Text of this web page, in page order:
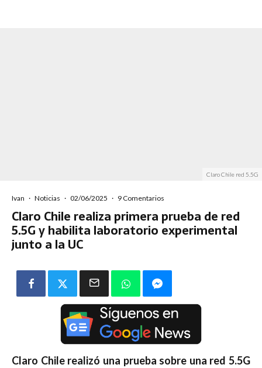
Claro Chile red 5.5G
Ivan · Noticias · 02/06/2025 · 9 Comentarios
Claro Chile realiza primera prueba de red
5.5G y habilita laboratorio experimental
junto a la UC
Claro Chile realizó una prueba sobre una red 5.5G